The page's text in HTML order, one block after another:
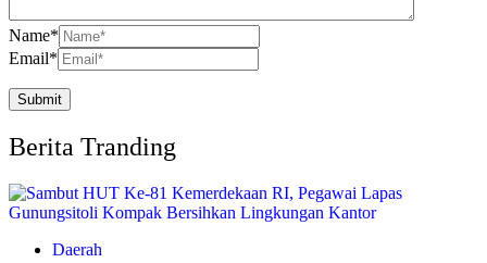
Name*
Email*
Berita Tranding
Daerah